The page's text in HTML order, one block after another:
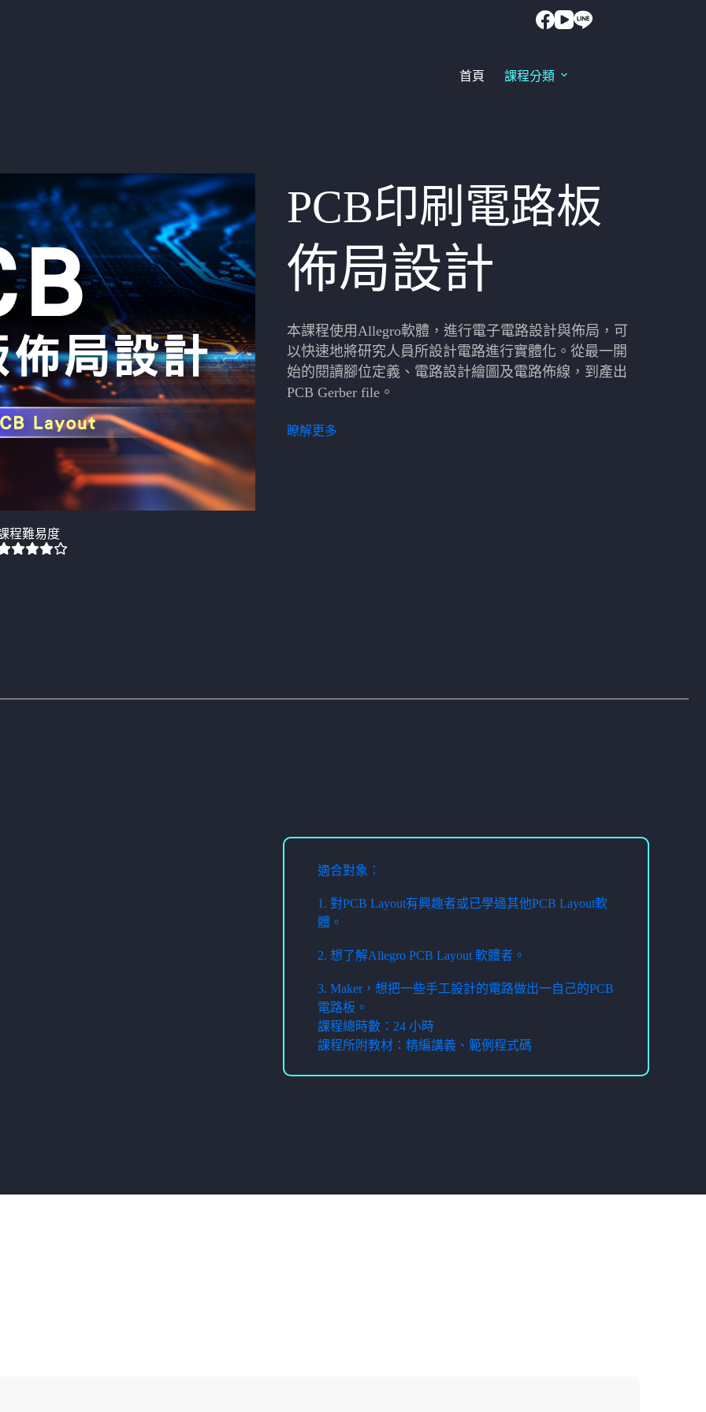
首頁 課程分類
程難易度
PCB印刷電路板
佈局設計
本課程使用Allegro軟體，進行電子電路設計與佈局，可
以快速地將研究人員所設計電路進行實體化。從最一開
始的閱讀腳位定義、電路設計繪圖及電路佈線，到產出
PCB Gerber file。
瞭解更多
適合對象：
1. 對PCB Layout有興趣者或已學過其他PCB Layout軟
體。
2. 想了解Allegro PCB Layout 軟體者。
3. Maker，想把一些手工設計的電路做出一自己的PCB
電路板。
課程總時數：24 小時
課程所附教材：精編講義、範例程式碼